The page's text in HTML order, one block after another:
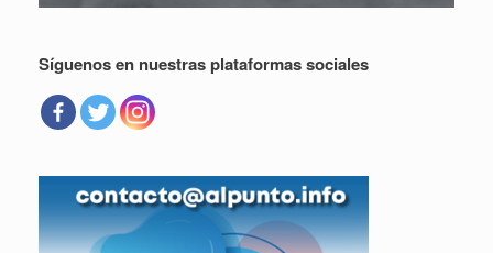
Síguenos en nuestras plataformas sociales